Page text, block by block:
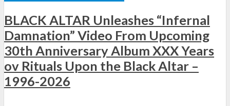
BLACK ALTAR Unleashes “Infernal
Damnation” Video From Upcoming
30th Anniversary Album XXX Years
ov Rituals Upon the Black Altar –
1996-2026